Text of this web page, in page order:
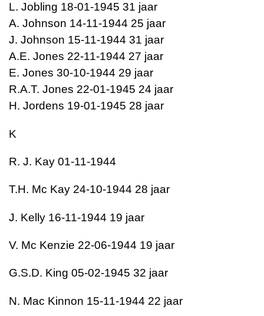
L. Jobling 18-01-1945 31 jaar
A. Johnson 14-11-1944 25 jaar
J. Johnson 15-11-1944 31 jaar
A.E. Jones 22-11-1944 27 jaar
E. Jones 30-10-1944 29 jaar
R.A.T. Jones 22-01-1945 24 jaar
H. Jordens 19-01-1945 28 jaar
K
R. J. Kay 01-11-1944
T.H. Mc Kay 24-10-1944 28 jaar
J. Kelly 16-11-1944 19 jaar
V. Mc Kenzie 22-06-1944 19 jaar
G.S.D. King 05-02-1945 32 jaar
N. Mac Kinnon 15-11-1944 22 jaar